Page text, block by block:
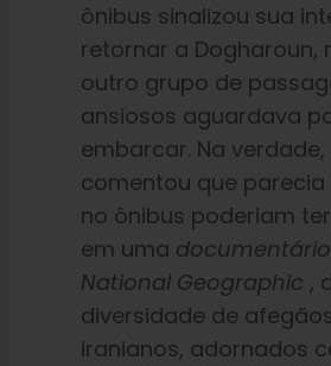
ônibus sinalizou sua
retornar a Dogharoun,
outro grupo de
ansiosos aguardava
embarcar. Na verdade,
comentou que
no ônibus poderiam
em uma
National Geographic ,
diversidade de
iranianos, adornados